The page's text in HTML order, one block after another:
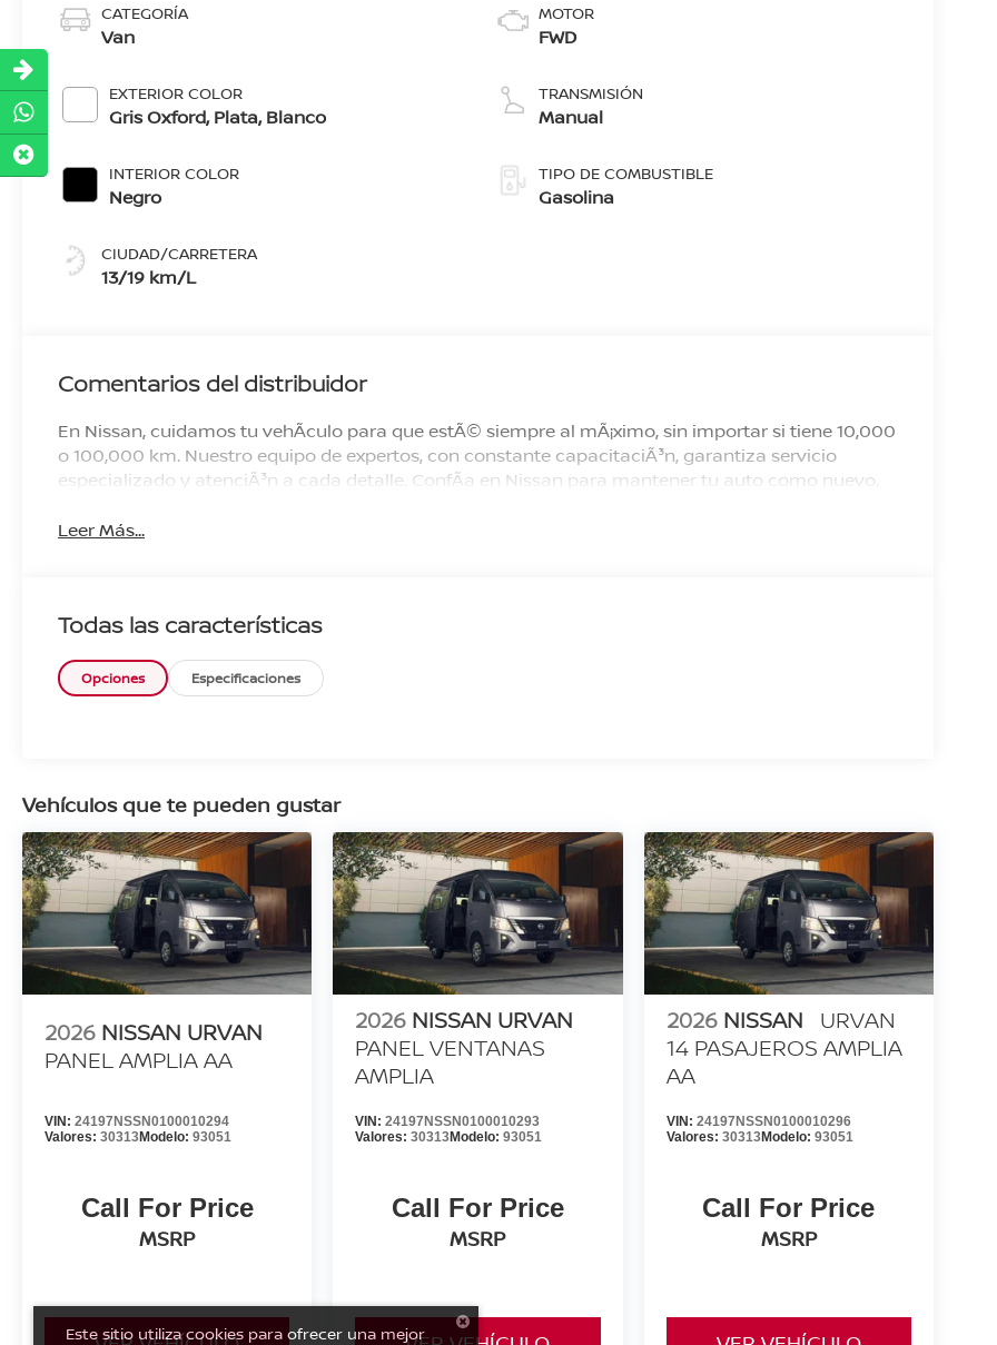
CATEGORÍA
Van
EXTERIOR COLOR
Gris Oxford, Plata, Blanco
INTERIOR COLOR
Negro
CIUDAD/CARRETERA
13/19 km/L
MOTOR
FWD
TRANSMISIÓN
Manual
TIPO DE COMBUSTIBLE
Gasolina
Comentarios del distribuidor
En Nissan, cuidamos tu vehÃ­culo para que estÃ© siempre al mÃ¡ximo, sin importar si tiene 10,000
o 100,000 km. Nuestro equipo de expertos, con constante capacitaciÃ³n, garantiza servicio
especializado y atenciÃ³n a cada detalle. ConfÃ­a en Nissan para mantener tu auto como nuevo.
Leer Más...
Todas las características
Opciones Especificaciones
Vehículos que te pueden gustar
2026 NISSAN URVAN
PANEL AMPLIA AA
VIN: 24197NSSN0100010294
Valores: 30313Modelo: 93051
Call For Price
MSRP
2026 NISSAN URVAN
PANEL VENTANAS
AMPLIA
VIN:24197NSSN0100010293
Valores:30313Modelo:93051
Call For Price
MSRP
2026 NISSAN
URVAN
14 PASAJEROS AMPLIA
AA
VIN: 24197NSSN0100010296
Valores: 30313Modelo: 93051
Call For Price
MSRP
Este sitio utiliza cookies para ofrecer una mejor